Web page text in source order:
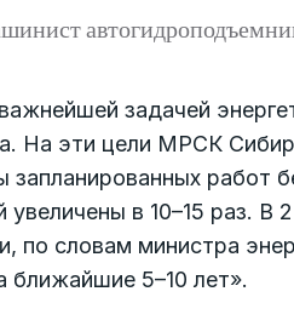
задачей
На эти цели МРСК
работ
в 10–15 раз. В
по словам министра
ближайшие 5–10 лет».